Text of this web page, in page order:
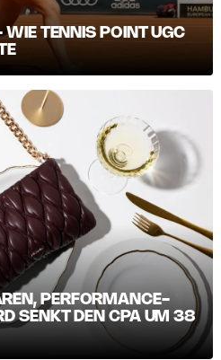
WIE TENNIS POINT UGC
PERFORMANCE-
SENKT DEN CPA UM 38